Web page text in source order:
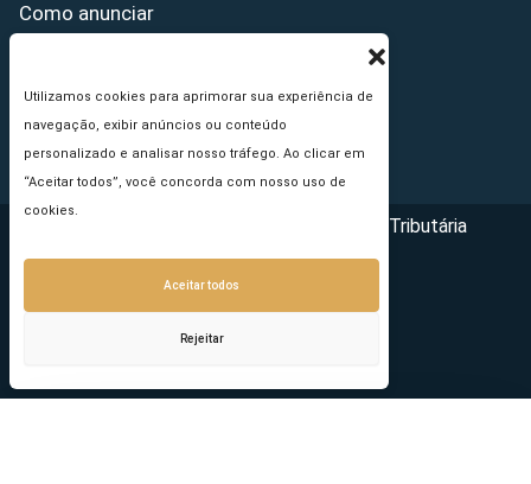
Utilizamos cookies para aprimorar sua experiência de
navegação, exibir anúncios ou conteúdo
personalizado e analisar nosso tráfego. Ao clicar em
“Aceitar todos”, você concorda com nosso uso de
cookies.
Aceitar todos
Rejeitar
Como anunciar
Princípios Editoriais
Copyright © 2026 - Portal da Reforma Tributária